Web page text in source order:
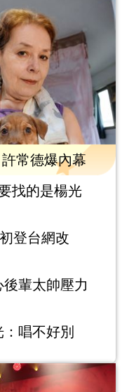
常德爆內幕
找的是楊光
登台網改
輩太帥壓力
唱不好別